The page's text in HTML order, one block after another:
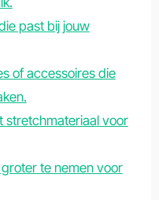
past bij jouw
of accessoires die
stretchmateriaal voor
te nemen voor